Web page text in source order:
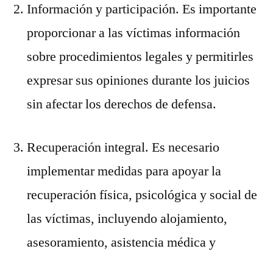
Información y participación. Es importante
proporcionar a las víctimas información
sobre procedimientos legales y permitirles
expresar sus opiniones durante los juicios
sin afectar los derechos de defensa.
Recuperación integral. Es necesario
implementar medidas para apoyar la
recuperación física, psicológica y social de
las víctimas, incluyendo alojamiento,
asesoramiento, asistencia médica y